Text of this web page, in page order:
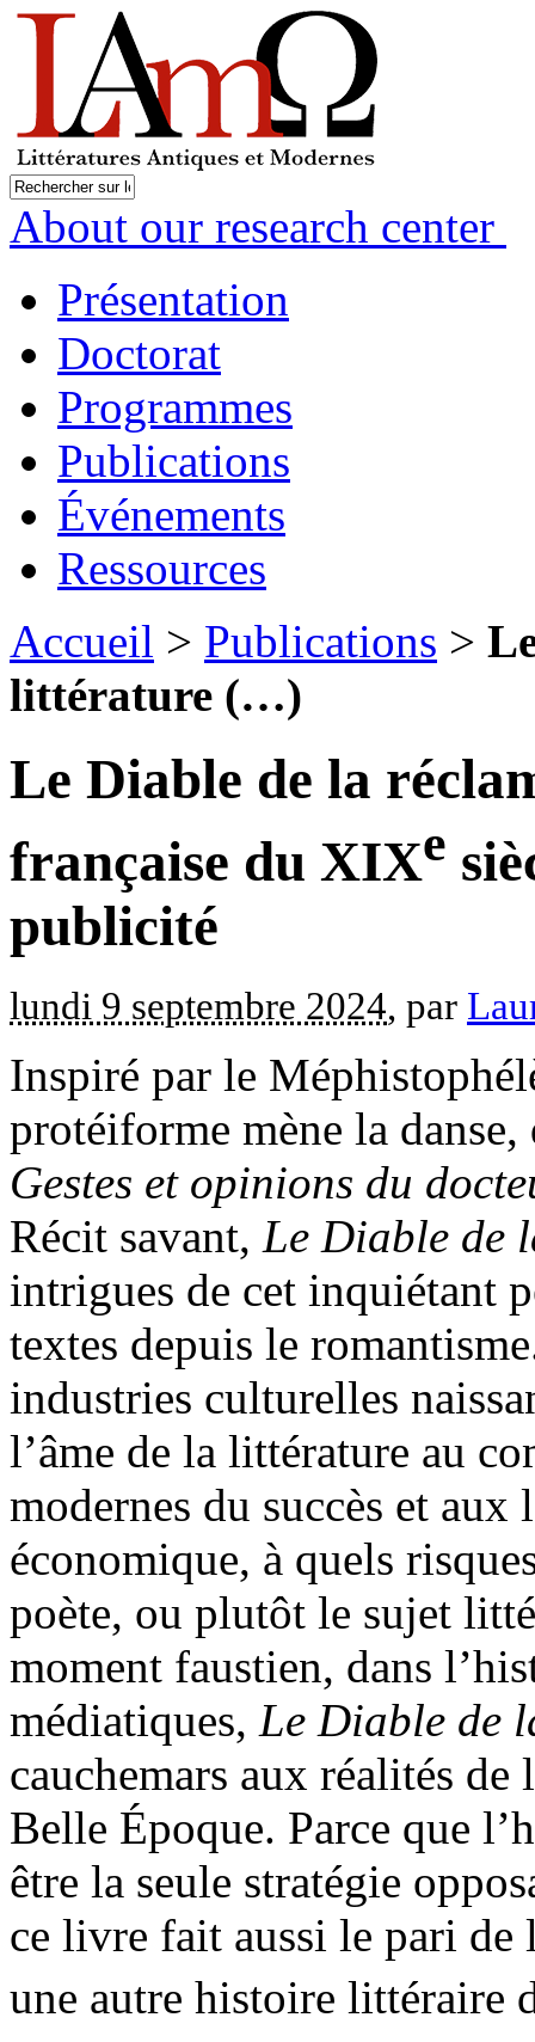
About our research center
Présentation
Doctorat
Programmes
Publications
Événements
Ressources
Accueil > Publications >
littérature (…)
Le Diable de la
française du XIXe
publicité
lundi 9 septembre 2024, par
Inspiré par le
protéiforme mène la
Gestes et opinions du
Récit savant, Le Diable de
intrigues de cet inquiétant
textes depuis le
industries culturelles
l’âme de la littérature au
modernes du succès et
économique, à quels
poète, ou plutôt le sujet
moment faustien, dans
médiatiques, Le Diable de
cauchemars aux réalités
Belle Époque. Parce que
être la seule stratégie
ce livre fait aussi le pari de
une autre histoire littéraire